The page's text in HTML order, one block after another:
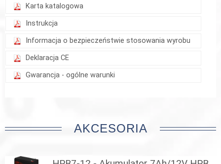
Karta katalogowa
Instrukcja
Informacja o bezpieczeństwie stosowania wyrobu
Deklaracja CE
Gwarancja - ogólne warunki
AKCESORIA